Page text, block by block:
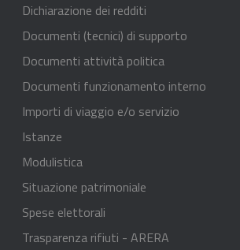
Dichiarazione dei redditi
Documenti (tecnici) di supporto
Documenti attività politica
Documenti funzionamento interno
Importi di viaggio e/o servizio
Istanze
Modulistica
Situazione patrimoniale
Spese elettorali
Trasparenza rifiuti - ARERA